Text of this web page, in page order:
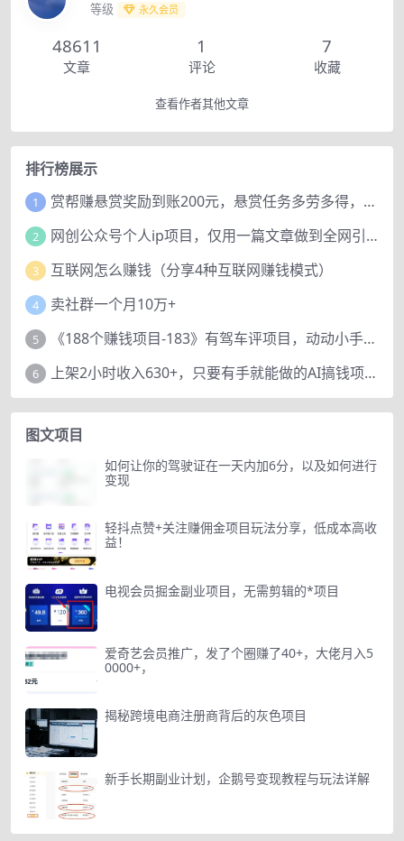
等级 永久会员
48611
文章
1
评论
7
收藏
查看作者其他文章
排行榜展示
1 赏帮赚悬赏奖励到账200元，悬赏任务多劳多得，人人可做。
2 网创公众号个人ip项目，仅用一篇文章做到全网引流！
3 互联网怎么赚钱（分享4种互联网赚钱模式）
4 卖社群一个月10万+
5 《188个赚钱项目-183》有驾车评项目，动动小手，复制粘贴赚44元！
6 上架2小时收入630+，只要有手就能做的AI搞钱项目，奶奶看完都能学会!
图文项目
如何让你的驾驶证在一天内加6分，以及如何进行
变现
轻抖点赞+关注赚佣金项目玩法分享，低成本高收
益！
电视会员掘金副业项目，无需剪辑的*项目
爱奇艺会员推广，发了个圈赚了40+，大佬月入5
0000+，
揭秘跨境电商注册商背后的灰色项目
新手长期副业计划，企鹅号变现教程与玩法详解